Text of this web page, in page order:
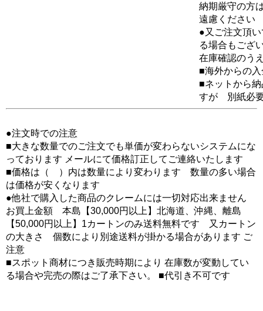
納期厳守の方
遠慮ください
●又ご注文頂
る場合もござ
在庫確認のう
■海外からの
■ネットから
すが 別紙必
●注文時での注意
■大きな数量でのご注文でも単価が変わらないシステムにな
っております メールにて価格訂正してご連絡いたします
■価格は（ ）内は数量により変わります 数量の多い場合
は価格が安くなります
●他社で購入した商品のクレームには一切対応出来ません
お買上金額 本島【30,000円以上】北海道、沖縄、離島
【50,000円以上】1カートンのみ送料無料です 又カートン
の大きさ 個数により別途送料が掛かる場合があります ご
注意
■スポット商材につき販売時期により 在庫数が変動してい
る場合や完売の際はご了承下さい。 ■代引き不可です